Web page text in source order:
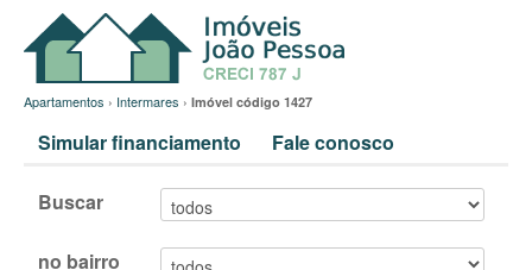
Apartamentos › Intermares › Imóvel código 1427
Simular financiamento Fale conosco
Buscar
no bairro